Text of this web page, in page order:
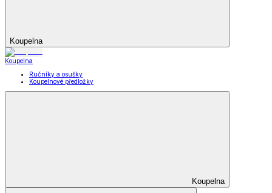
Koupelna
Koupelna
Ručníky a osušky
Koupelnové předložky
Koupelna